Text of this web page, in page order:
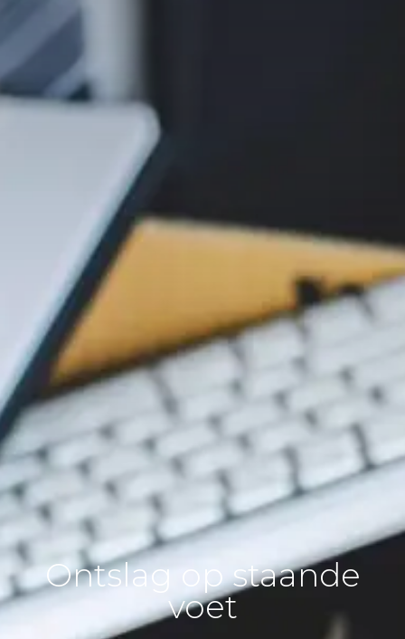
Ontslag op staande
voet